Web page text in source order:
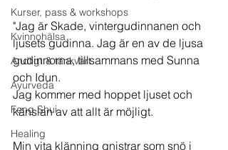
Kurser, pass & workshops
Kvinnohälsa
Andligt & tänkvärt
Ayurveda
Feng Shui
Healing
"Jag är Skade, vintergudinnanen och
ljusets gudinna. Jag är en av de ljusa
gudinnorna, tillsammans med Sunna
och Idun.
Jag kommer med hoppet ljuset och
känslan av att allt är möjligt.
Min vita klänning gnistrar som snö i